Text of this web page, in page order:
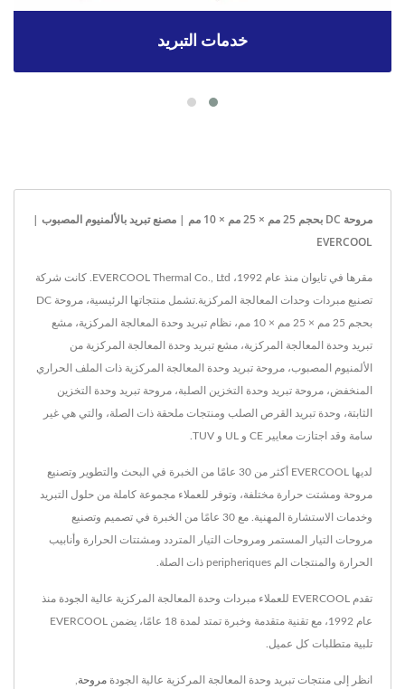
خدمات التبريد
مروحة DC بحجم 25 مم × 25 مم × 10 مم | مصنع تبريد بالألمنيوم المصبوب |
EVERCOOL
مقرها في تايوان منذ عام 1992، EVERCOOL Thermal Co., Ltd. كانت شركة
تصنيع مبردات وحدات المعالجة المركزية.تشمل منتجاتها الرئيسية، مروحة DC
بحجم 25 مم × 25 مم × 10 مم، نظام تبريد وحدة المعالجة المركزية، مشع
تبريد وحدة المعالجة المركزية، مشع تبريد وحدة المعالجة المركزية من
الألمنيوم المصبوب، مروحة تبريد وحدة المعالجة المركزية ذات الملف الحراري
المنخفض، مروحة تبريد وحدة التخزين الصلبة، مروحة تبريد وحدة التخزين
الثابتة، وحدة تبريد القرص الصلب ومنتجات ملحقة ذات الصلة، والتي هي غير
سامة وقد اجتازت معايير CE و UL و TUV.
لديها EVERCOOL أكثر من 30 عامًا من الخبرة في البحث والتطوير وتصنيع
مروحة ومشتت حرارة مختلفة، وتوفر للعملاء مجموعة كاملة من حلول التبريد
وخدمات الاستشارة المهنية. مع 30 عامًا من الخبرة في تصميم وتصنيع
مروحات التيار المستمر ومروحات التيار المتردد ومشتتات الحرارة وأنابيب
الحرارة والمنتجات الم peripheriques ذات الصلة.
تقدم EVERCOOL للعملاء مبردات وحدة المعالجة المركزية عالية الجودة منذ
عام 1992، مع تقنية متقدمة وخبرة تمتد لمدة 18 عامًا، يضمن EVERCOOL
تلبية متطلبات كل عميل.
انظر إلى منتجات تبريد وحدة المعالجة المركزية عالية الجودة مروحة